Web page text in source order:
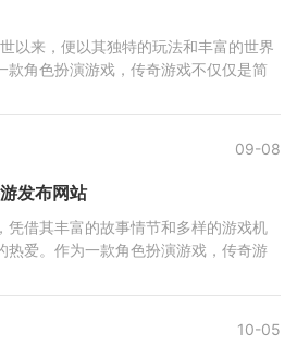
以来，便以其独特的玩法和丰富的世界
款角色扮演游戏，传奇游戏不仅仅是简
09-08
发布网站
凭借其丰富的故事情节和多样的游戏机
热爱。作为一款角色扮演游戏，传奇游
10-05